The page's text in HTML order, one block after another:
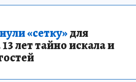
«сетку»для
лет тайно искала и